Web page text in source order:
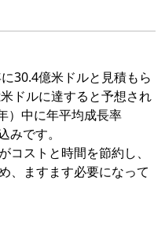
30.4億米ドルと見積もら
ドルに達すると予想され
）中に年平均成長率
みです。
ストと時間を節約し、
、ますます必要になって